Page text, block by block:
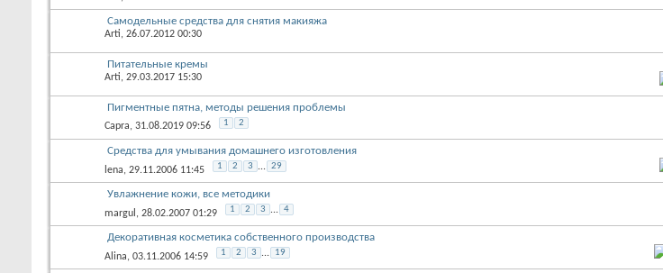
Самодельные средства для снятия макияжа
Arti, 26.07.2012 00:30
Питательные кремы
Arti, 29.03.2017 15:30
Пигментные пятна, методы решения проблемы
Capra, 31.08.2019 09:56 1 2
Средства для умывания домашнего изготовления
lena, 29.11.2006 11:45 1 2 3 ... 29
Увлажнение кожи, все методики
margul , 28.02.2007 01:29 1 2 3 ... 4
Декоративная косметика собственного производства
Alina, 03.11.2006 14:59 1 2 3 ... 19